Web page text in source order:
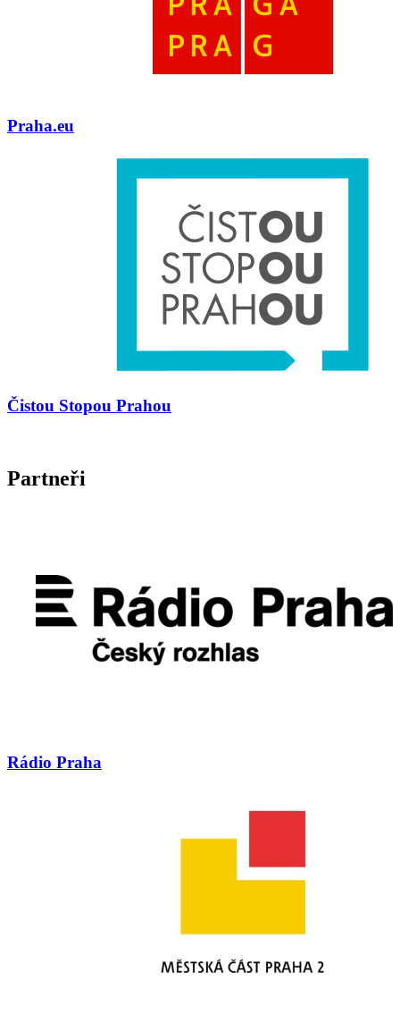
Praha.eu
Čistou Stopou Prahou
Partneři
Rádio Praha